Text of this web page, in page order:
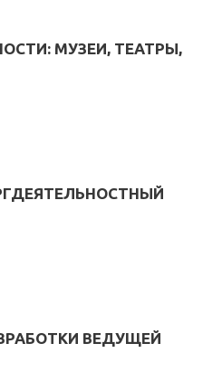
МУЗЕИ, ТЕАТРЫ,
ВЕДУЩЕЙ